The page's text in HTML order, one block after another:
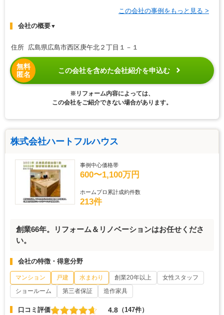
この会社の事例をもっと見る >
会社の概要▼
住所 広島県広島市西区庚午北２丁目１－１
無料
匿名
この会社を含めた会社紹介を申込む
※リフォーム内容によっては、
この会社をご紹介できない場合があります。
株式会社ハートフルハウス
事例中心価格帯
600〜1,100万円
ホームプロ累計成約件数
213件
創業66年。リフォーム＆リノベーションはお任せくださ
い。
会社の特徴・得意分野
マンション 戸建 水まわり 創業20年以上
女性スタッフ
ショールーム
第三者保証 造作家具
口コミ評価 4.8 （147件）